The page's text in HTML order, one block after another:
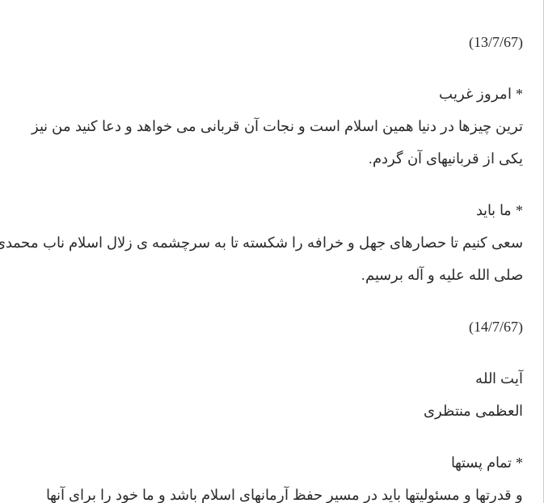
(13/7/67)
* امروز غریب
ترین چیزها در دنیا همین اسلام است و نجات آن قربانی می خواهد و دعا کنید من نیز
یکی از قربانیهای آن گردم.
* ما باید
سعی کنیم تا حصارهای جهل و خرافه را شکسته تا به سرچشمه ی زلال اسلام ناب
صلی الله علیه و آله برسیم.
(14/7/67)
آیت الله
العظمی منتظری
* تمام پستها
و قدرتها و مسئولیتها باید در مسیر حفظ آرمانهای اسلام باشد و ما خود را برای آنها